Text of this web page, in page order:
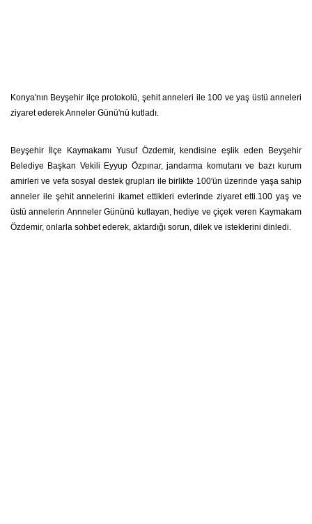
Konya'nın Beyşehir ilçe protokolü, şehit anneleri ile 100 ve yaş üstü anneleri
ziyaret ederek Anneler Günü'nü kutladı.
Beyşehir İlçe Kaymakamı Yusuf Özdemir, kendisine eşlik eden Beyşehir
Belediye Başkan Vekili Eyyup Özpınar, jandarma komutanı ve bazı kurum
amirleri ve vefa sosyal destek grupları ile birlikte 100'ün üzerinde yaşa sahip
anneler ile şehit annelerini ikamet ettikleri evlerinde ziyaret etti.100 yaş ve
üstü annelerin Annneler Gününü kutlayan, hediye ve çiçek veren Kaymakam
Özdemir, onlarla sohbet ederek, aktardığı sorun, dilek ve isteklerini dinledi.